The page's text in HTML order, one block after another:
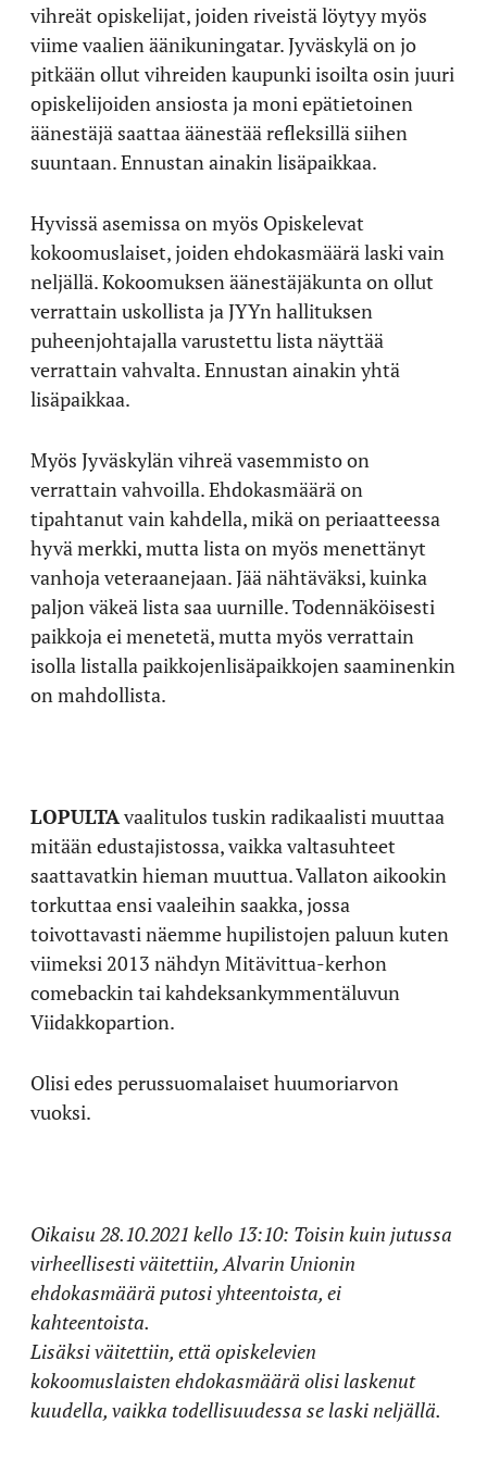
vihreät opiskelijat, joiden riveistä löytyy myös
viime vaalien äänikuningatar. Jyväskylä on jo
pitkään ollut vihreiden kaupunki isoilta osin juuri
opiskelijoiden ansiosta ja moni epätietoinen
äänestäjä saattaa äänestää refleksillä siihen
suuntaan. Ennustan ainakin lisäpaikkaa.
Hyvissä asemissa on myös Opiskelevat
kokoomuslaiset, joiden ehdokasmäärä laski vain
neljällä. Kokoomuksen äänestäjäkunta on ollut
verrattain uskollista ja JYYn hallituksen
puheenjohtajalla varustettu lista näyttää
verrattain vahvalta. Ennustan ainakin yhtä
lisäpaikkaa.
Myös Jyväskylän vihreä vasemmisto on
verrattain vahvoilla. Ehdokasmäärä on
tipahtanut vain kahdella, mikä on periaatteessa
hyvä merkki, mutta lista on myös menettänyt
vanhoja veteraanejaan. Jää nähtäväksi, kuinka
paljon väkeä lista saa uurnille. Todennäköisesti
paikkoja ei menetetä, mutta myös verrattain
isolla listalla paikkojenlisäpaikkojen saaminenkin
on mahdollista.
LOPULTAvaalitulos tuskin radikaalisti muuttaa
mitään edustajistossa, vaikka valtasuhteet
saattavatkin hieman muuttua. Vallaton aikookin
torkuttaa ensi vaaleihin saakka, jossa
toivottavasti näemme hupilistojen paluun kuten
viimeksi 2013 nähdyn Mitävittua-kerhon
comebackin tai kahdeksankymmentäluvun
Viidakkopartion.
Olisi edes perussuomalaiset huumoriarvon
vuoksi.
Oikaisu 28.10.2021 kello 13:10: Toisin kuin jutussa
virheellisesti väitettiin, Alvarin Unionin
ehdokasmäärä putosi yhteentoista, ei
kahteentoista.
Lisäksi väitettiin, että opiskelevien
kokoomuslaisten ehdokasmäärä olisi laskenut
kuudella, vaikka todellisuudessa se laski neljällä.